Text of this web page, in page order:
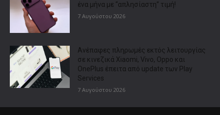
ένα μήνα με “απλησίαστη” τιμή!
7 Αυγούστου 2026
Ανέπαφες πληρωμές εκτός λειτουργίας
σε κινεζικά Xiaomi, Vivo, Oppo και
OnePlus έπειτα από update των Play
Services
7 Αυγούστου 2026